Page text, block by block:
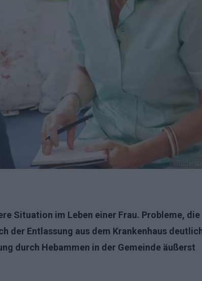
Situation im Leben einer Frau. Probleme, die
der Entlassung aus dem Krankenhaus
durch Hebammen in der Gemeinde äußerst